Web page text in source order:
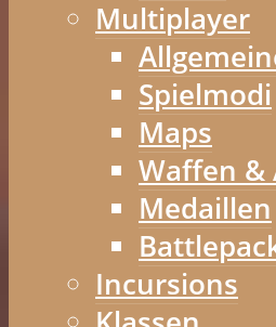
Multiplayer
Spielmodi
Maps
Waffen &
Medaillen
Incursions